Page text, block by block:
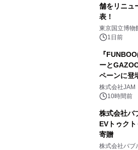
舗をリニ
表！
東京国立博物
1日前
『
ーと
ペーンに
GR 4車種の
メニューが
株式会社JAM
10時間前
株式会社バ
EVトゥク
寄贈
株式会社バブ